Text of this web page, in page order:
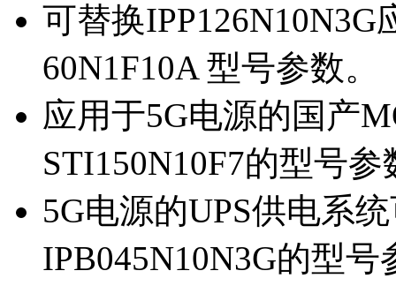
可替换
60N1F10A 型号参数。
应用于5G电源的国产
STI150N10F7的型号参
5G电源的UPS供电系
IPB045N10N3G的型号